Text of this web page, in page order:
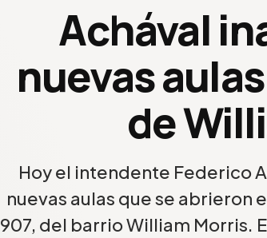
Achával
nuevas
de
Hoy el intendente Federico
nuevas aulas que se abrieron
907, del barrio William Morris.